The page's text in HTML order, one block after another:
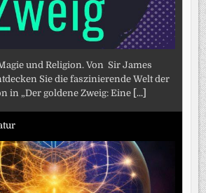
und Religion. Von Sir James
Sie die faszinierende Welt der
in „Der goldene Zweig: Eine [...]